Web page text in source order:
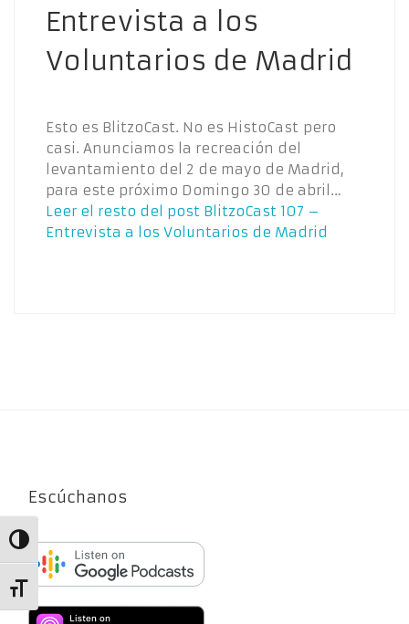
Alternar alto contraste
Alternar tamaño de letra
Entrevista a los
Voluntarios de Madrid
Esto es BlitzoCast. No es HistoCast pero
casi. Anunciamos la recreación del
levantamiento del 2 de mayo de Madrid,
para este próximo Domingo 30 de abril…
Leer el resto del post BlitzoCast 107 –
Entrevista a los Voluntarios de Madrid
Escúchanos